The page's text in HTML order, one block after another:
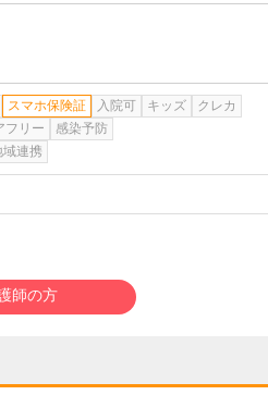
スマホ保険証 入院可 キッズ
クレカ
フリー
感染予防
域連携
師の方